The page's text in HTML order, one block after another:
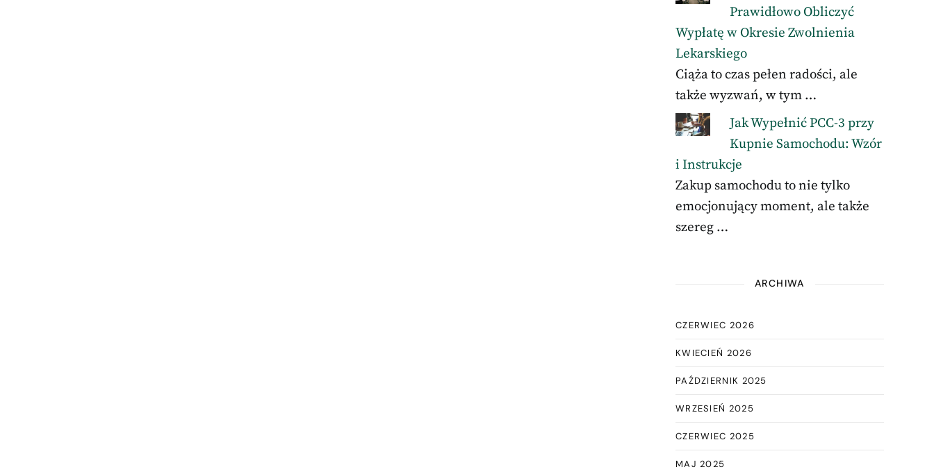
Prawidłowo Obliczyć
Wypłatę w Okresie Zwolnienia
Lekarskiego
Ciąża to czas pełen radości, ale
także wyzwań, w tym …
Jak Wypełnić PCC-3 przy
Kupnie Samochodu: Wzór
i Instrukcje
Zakup samochodu to nie tylko
emocjonujący moment, ale także
szereg …
ARCHIWA
CZERWIEC 2026
KWIECIEŃ 2026
PAŹDZIERNIK 2025
WRZESIEŃ 2025
CZERWIEC 2025
MAJ 2025